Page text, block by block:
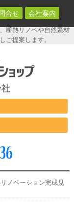
断熱リノベや自然素材
ご提案します。
のリフ
《大栄
設》
合せ 会社案内
ノベーション完成見